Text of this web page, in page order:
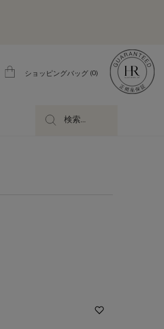
ショッピングバッグ 0
0 カート内の製品
検索...